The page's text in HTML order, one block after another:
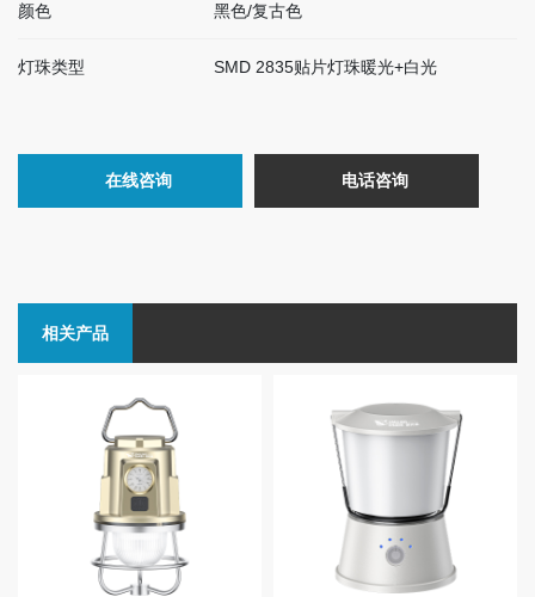
颜色 黑色/复古色
灯珠类型 SMD 2835贴片灯珠暖光+白光
在线咨询 电话咨询
相关产品